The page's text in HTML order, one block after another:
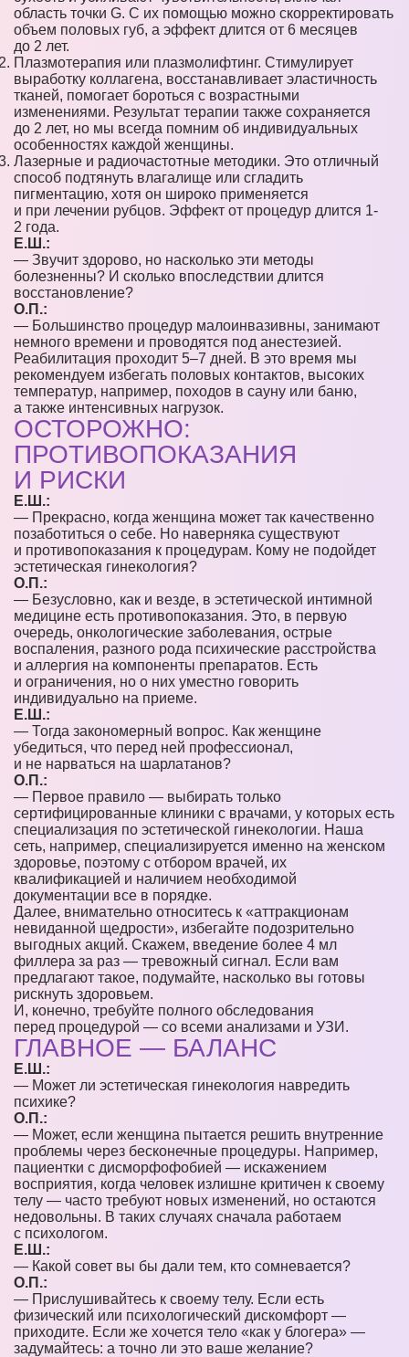
область точки G. С их помощью можно скорректировать
объем половых губ, а эффект длится от 6 месяцев
до 2 лет.
Плазмотерапия или плазмолифтинг. Стимулирует
выработку коллагена, восстанавливает эластичность
тканей, помогает бороться с возрастными
изменениями. Результат терапии также сохраняется
до 2 лет, но мы всегда помним об индивидуальных
особенностях каждой женщины.
Лазерные и радиочастотные методики. Это отличный
способ подтянуть влагалище или сгладить
пигментацию, хотя он широко применяется
и при лечении рубцов. Эффект от процедур длится 1-
2 года.
Е.Ш.:
— Звучит здорово, но насколько эти методы
болезненны? И сколько впоследствии длится
восстановление?
О.П.:
— Большинство процедур малоинвазивны, занимают
немного времени и проводятся под анестезией.
Реабилитация проходит 5–7 дней. В это время мы
рекомендуем избегать половых контактов, высоких
температур, например, походов в сауну или баню,
а также интенсивных нагрузок.
ОСТОРОЖНО:
ПРОТИВОПОКАЗАНИЯ
И РИСКИ
Е.Ш.:
— Прекрасно, когда женщина может так качественно
позаботиться о себе. Но наверняка существуют
и противопоказания к процедурам. Кому не подойдет
эстетическая гинекология?
О.П.:
— Безусловно, как и везде, в эстетической интимной
медицине есть противопоказания. Это, в первую
очередь, онкологические заболевания, острые
воспаления, разного рода психические расстройства
и аллергия на компоненты препаратов. Есть
и ограничения, но о них уместно говорить
индивидуально на приеме.
Е.Ш.:
— Тогда закономерный вопрос. Как женщине
убедиться, что перед ней профессионал,
и не нарваться на шарлатанов?
О.П.:
— Первое правило — выбирать только
сертифицированные клиники с врачами, у которых есть
специализация по эстетической гинекологии. Наша
сеть, например, специализируется именно на женском
здоровье, поэтому с отбором врачей, их
квалификацией и наличием необходимой
документации все в порядке.
Далее, внимательно относитесь к «аттракционам
невиданной щедрости», избегайте подозрительно
выгодных акций. Скажем, введение более 4 мл
филлера за раз — тревожный сигнал. Если вам
предлагают такое, подумайте, насколько вы готовы
рискнуть здоровьем.
И, конечно, требуйте полного обследования
перед процедурой — со всеми анализами и УЗИ.
ГЛАВНОЕ — БАЛАНС
Е.Ш.:
— Может ли эстетическая гинекология навредить
психике?
О.П.:
— Может, если женщина пытается решить внутренние
проблемы через бесконечные процедуры. Например,
пациентки с дисморфофобией — искажением
восприятия, когда человек излишне критичен к своему
телу — часто требуют новых изменений, но остаются
недовольны. В таких случаях сначала работаем
с психологом.
Е.Ш.:
— Какой совет вы бы дали тем, кто сомневается?
О.П.:
— Прислушивайтесь к своему телу. Если есть
физический или психологический дискомфорт —
приходите. Если же хочется тело «как у блогера» —
задумайтесь: а точно ли это ваше желание?